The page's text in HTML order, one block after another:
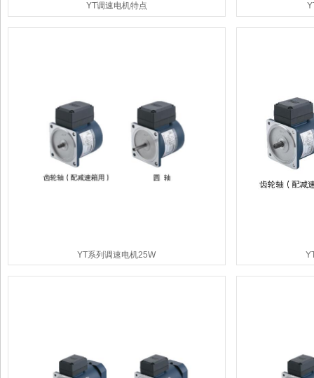
YT调速电机特点
YT系列调速电机25W